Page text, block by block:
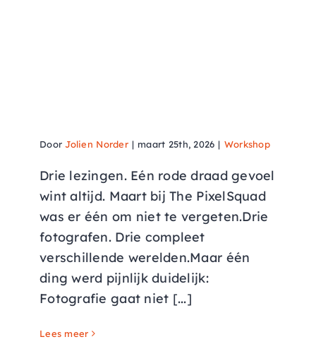
DoorJolien Norder | maart 25th, 2026 | Workshop
Drie lezingen. Eén rode draad gevoel
wint altijd. Maart bij The PixelSquad
was er één om niet te vergeten.Drie
fotografen. Drie compleet
verschillende werelden.Maar één
ding werd pijnlijk duidelijk:
Fotografie gaat niet [...]
Lees meer